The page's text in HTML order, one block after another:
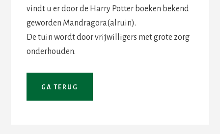
vindt u er door de Harry Potter boeken bekend
geworden Mandragora(alruin).
De tuin wordt door vrijwilligers met grote zorg
onderhouden.